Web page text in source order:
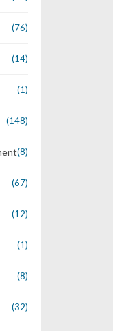
(76)
(14)
(1)
(148)
(8)
(67)
(12)
(1)
(8)
(32)